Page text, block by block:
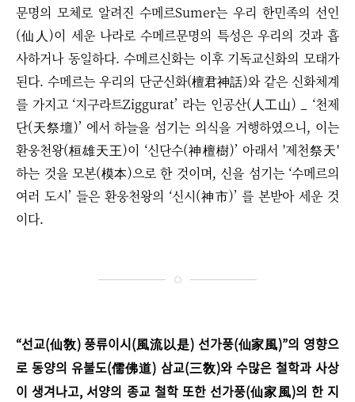
문명의 모체로 알려진 수메르Sumer는 우리 한민족의 선인
(仙人)이 세운 나라로 수메르문명의 특성은 우리의 것과 흡
사하거나 동일하다. 수메르신화는 이후 기독교신화의 모태가
된다. 수메르는 우리의 단군신화(檀君神話)와 같은 신화체계
를 가지고 ‘지구라트Ziggurat’ 라는 인공산(人工山) _ ‘천제
단(天祭壇)’ 에서 하늘을 섬기는 의식을 거행하였으니, 이는
환웅천왕(桓雄天王)이 ‘신단수(神檀樹)’ 아래서 '제천祭天'
하는 것을 모본(模本)으로 한 것이며, 신을 섬기는 ‘수메르의
여러 도시’ 들은 환웅천왕의 ‘신시(神市)’ 를 본받아 세운 것
이다.​
“선교(仙敎) 풍류이시(風流以是) 선가풍(仙家風)”의 영향으
로 동양의 유불도(儒佛道) 삼교(三敎)와 수많은 철학과 사상
이 생겨나고, 서양의 종교 철학 또한 선가풍(仙家風)의 한 지